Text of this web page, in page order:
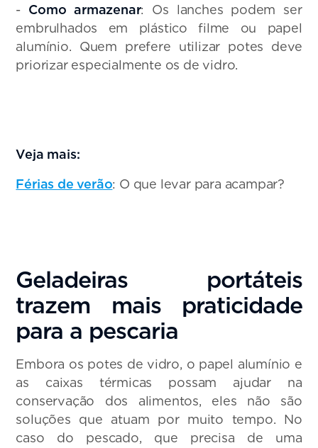
- Como armazenar: Os lanches podem ser
embrulhados em plástico filme ou papel
alumínio. Quem prefere utilizar potes deve
priorizar especialmente os de vidro.
Veja mais:
Férias de verão: O que levar para acampar?
Geladeiras portáteis
trazem mais praticidade
para a pescaria
Embora os potes de vidro, o papel alumínio e
as caixas térmicas possam ajudar na
conservação dos alimentos, eles não são
soluções que atuam por muito tempo. No
caso do pescado, que precisa de uma